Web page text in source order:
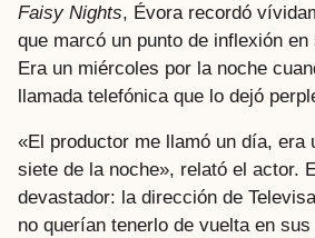
Faisy Nights, Évora recordó
que marcó un punto de inflexión
Era un miércoles por la noche
llamada telefónica que lo dejó
«El productor me llamó un día, era
siete de la noche», relató el actor.
devastador: la dirección de
no querían tenerlo de vuelta en